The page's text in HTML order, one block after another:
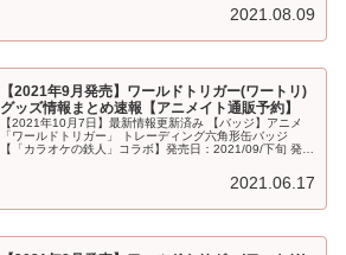
2021.08.09
【2021年9月発売】ワールドトリガー(ワートリ)
グッズ情報まとめ速報【アニメイト通販予約】
【2021年10月7日】最新情報更新済み 【バッジ】アニメ
「ワールドトリガー」 トレーディング六角形缶バッジ
【「カラオケの鉄人」コラボ】発売日：2021/09/下旬 発売
2021.06.17